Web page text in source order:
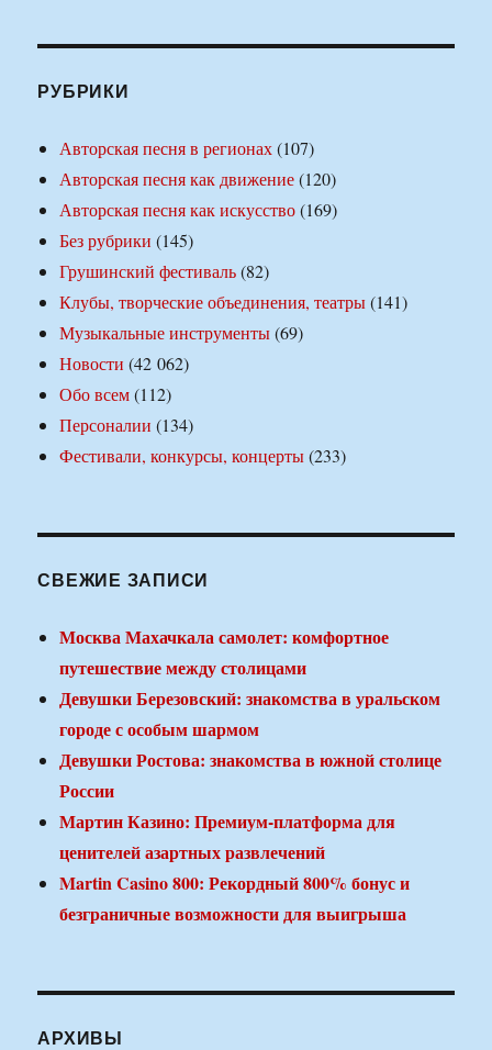
РУБРИКИ
Авторская песня в регионах(107)
Авторская песня как движение(120)
Авторская песня как искусство(169)
Без рубрики (145)
Грушинский фестиваль(82)
Клубы, творческие объединения, театры(141)
Музыкальные инструменты(69)
Новости (42 062)
Обо всем(112)
Персоналии (134)
Фестивали, конкурсы, концерты(233)
СВЕЖИЕ ЗАПИСИ
Москва Махачкала самолет: комфортное
путешествие между столицами
Девушки Березовский: знакомства в уральском
городе с особым шармом
Девушки Ростова: знакомства в южной столице
России
Мартин Казино: Премиум-платформа для
ценителей азартных развлечений
Martin Casino 800: Рекордный 800% бонус и
безграничные возможности для выигрыша
АРХИВЫ